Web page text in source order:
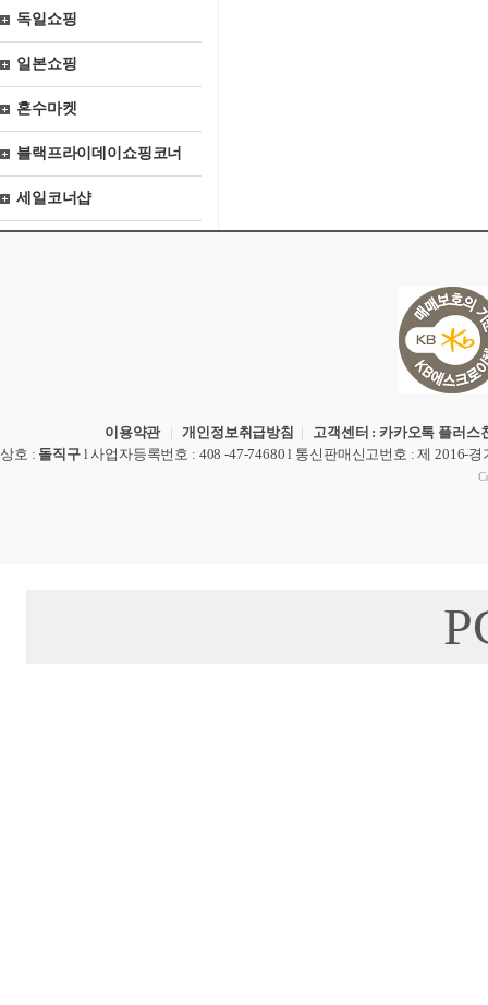
독일쇼핑
일본쇼핑
혼수마켓
블랙프라이데이쇼핑코너
세일코너샵
이용약관 |개인정보취급방침 | 고객센터 : 카카오톡 플러스
상호 : 돌직구 l사업자등록번호 : 408 -47-74680 l 통신판매신고번호 : 제 2016-